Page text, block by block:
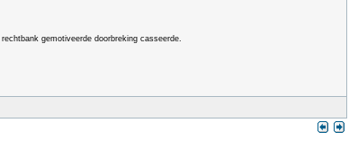
gemotiveerde doorbreking casseerde.